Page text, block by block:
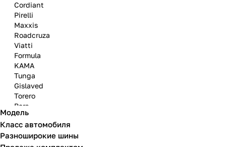
Cordiant
Pirelli
Maxxis
Roadcruza
Viatti
Formula
KAMA
Tunga
Gislaved
Torero
Bars
Attar
Bridgestone
Модель
Класс автомобиля
Разноширокие шины